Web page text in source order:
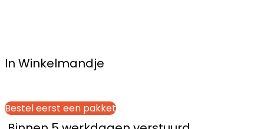
In Winkelmandje
Bestel eerst een pakket